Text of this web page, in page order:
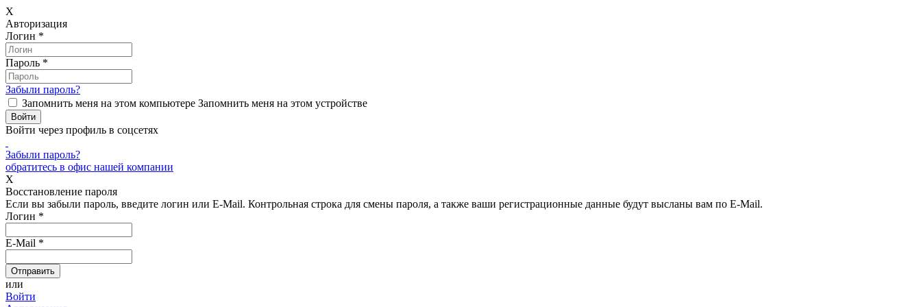
X
Авторизация
Логин *
Пароль *
Забыли пароль?
Запомнить меня на этом компьютере Запомнить меня на этом устройстве
Войти через профиль в соцсетях
Забыли пароль?
обратитесь в офис нашей компании
X
Восстановление пароля
Если вы забыли пароль, введите логин или E-Mail. Контрольная строка для смены пароля, а также ваши регистрационные данные будут высланы вам по E-Mail.
Логин *
E-Mail *
или
Войти